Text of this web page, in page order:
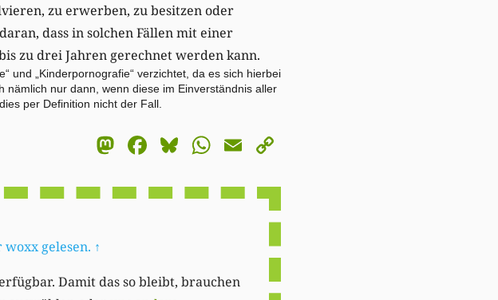
zu erwerben, zu besitzen oder
dass in solchen Fällen mit einer
zu drei Jahren gerechnet werden kann.
und „Kinderpornografie“ verzichtet, da es sich hierbei
nur dann, wenn diese im Einverständnis aller
per Definition nicht der Fall.
Mastodon
Facebook
Bluesky
WhatsApp
Email
gelesen. ↑
Damit das so bleibt, brauchen